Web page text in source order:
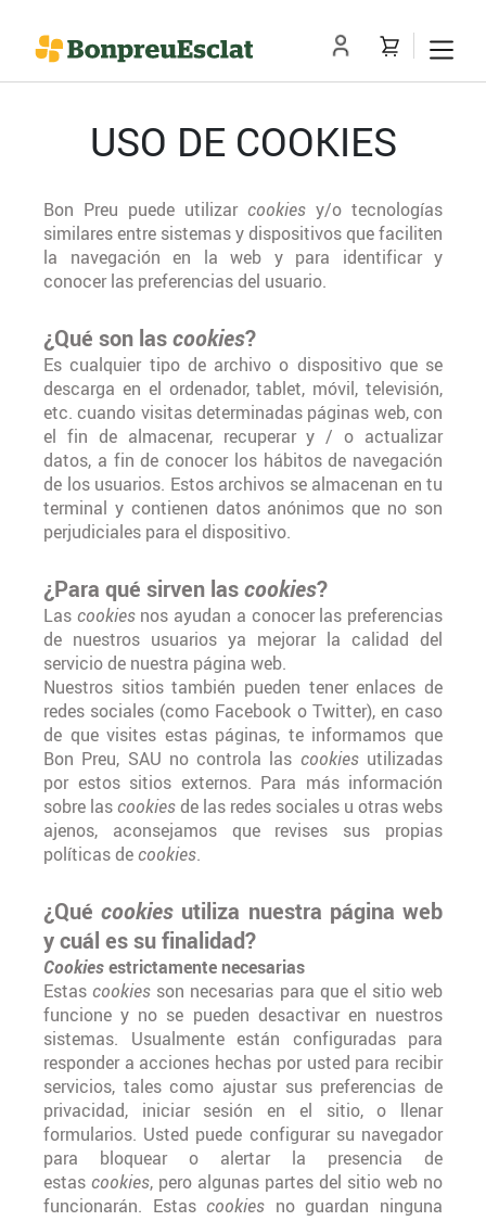
USO DE COOKIES
Bon Preu puede utilizar cookies y/o tecnologías
similares entre sistemas y dispositivos que faciliten
la navegación en la web y para identificar y
conocer las preferencias del usuario.
¿Qué son lascookies?
Es cualquier tipo de archivo o dispositivo que se
descarga en el ordenador, tablet, móvil, televisión,
etc. cuando visitas determinadas páginas web, con
el fin de almacenar, recuperar y / o actualizar
datos, a fin de conocer los hábitos de navegación
de los usuarios. Estos archivos se almacenan en tu
terminal y contienen datos anónimos que no son
perjudiciales para el dispositivo.
¿Para qué sirven lascookies?
Las cookies nos ayudan a conocer las preferencias
de nuestros usuarios ya mejorar la calidad del
servicio de nuestra página web.
Nuestros sitios también pueden tener enlaces de
redes sociales (como Facebook o Twitter), en caso
de que visites estas páginas, te informamos que
Bon Preu, SAU no controla las cookiesutilizadas
por estos sitios externos. Para más información
sobre lascookiesde las redes sociales u otras webs
ajenos, aconsejamos que revises sus propias
políticas decookies.
¿Quécookies utiliza nuestra página web
y cuál es su finalidad?
Cookiesestrictamente necesarias
Estascookies son necesarias para que el sitio web
funcione y no se pueden desactivar en nuestros
sistemas. Usualmente están configuradas para
responder a acciones hechas por usted para recibir
servicios, tales como ajustar sus preferencias de
privacidad, iniciar sesión en el sitio, o llenar
formularios. Usted puede configurar su navegador
para bloquear o alertar la presencia de
estas cookies, pero algunas partes del sitio web no
funcionarán. Estascookies no guardan ninguna